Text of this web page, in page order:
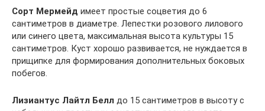
Сорт Мермейд имеет простые соцветия до 6
сантиметров в диаметре. Лепестки розового лилового
или синего цвета, максимальная высота культуры 15
сантиметров. Куст хорошо развивается, не нуждается в
прищипке для формирования дополнительных боковых
побегов.
Лизиантус Лайтл Белл до 15 сантиметров в высоту с